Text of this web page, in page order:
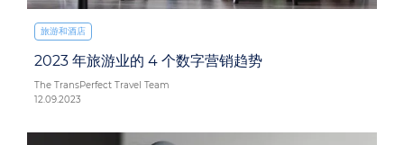
旅游和酒店
2023 年旅游业的 4 个数字营销趋势
The TransPerfect Travel Team
12.09.2023